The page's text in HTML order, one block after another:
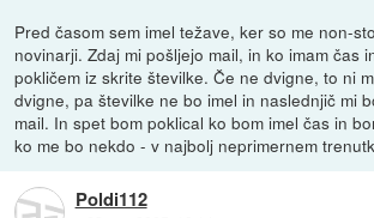
Pred časom sem imel težave, ker so me non-
novinarji. Zdaj mi pošljejo mail, in ko imam čas
pokličem iz skrite številke. Če ne dvigne, to ni
dvigne, pa številke ne bo imel in naslednjič mi
mail. In spet bom poklical ko bom imel čas in
ko me bo nekdo - v najbolj neprimernem
Poldi112